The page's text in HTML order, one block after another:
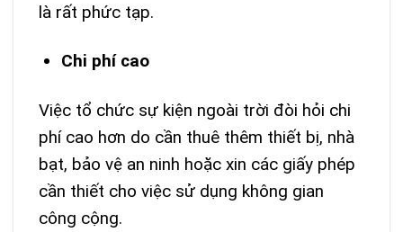
là rất phức tạp.
Chi phí cao
Việc tổ chức sự kiện ngoài trời đòi hỏi chi
phí cao hơn do cần thuê thêm thiết bị, nhà
bạt, bảo vệ an ninh hoặc xin các giấy phép
cần thiết cho việc sử dụng không gian
công cộng.